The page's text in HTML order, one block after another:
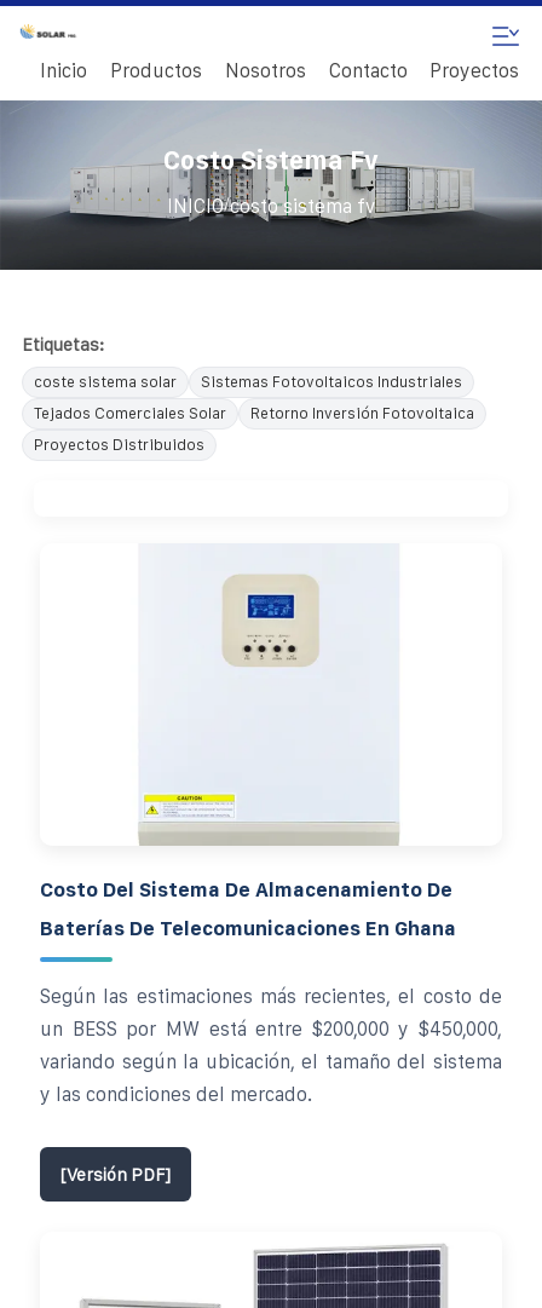
Inicio Productos Nosotros Contacto Proyectos
Costo Sistema Fv
INICIO/costo sistema fv
Etiquetas:
coste sistema solar
Sistemas Fotovoltaicos Industriales
Tejados Comerciales Solar
Retorno Inversión Fotovoltaica
Proyectos Distribuidos
Costo Del Sistema De Almacenamiento De
Baterías De Telecomunicaciones En Ghana
Según las estimaciones más recientes, el costo de
un BESS por MW está entre $200,000 y $450,000,
variando según la ubicación, el tamaño del sistema
y las condiciones del mercado.
[Versión PDF]